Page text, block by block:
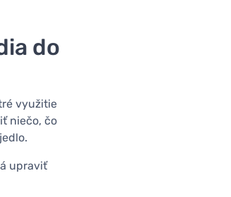
do
využitie
niečo, čo
upraviť